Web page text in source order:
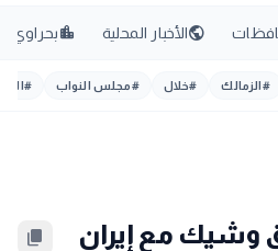
publicالأخبار المحلية location_cityبحراوي
#الزمالك #خلال #مجلس النواب #
وشيك مع إيران
content_copy